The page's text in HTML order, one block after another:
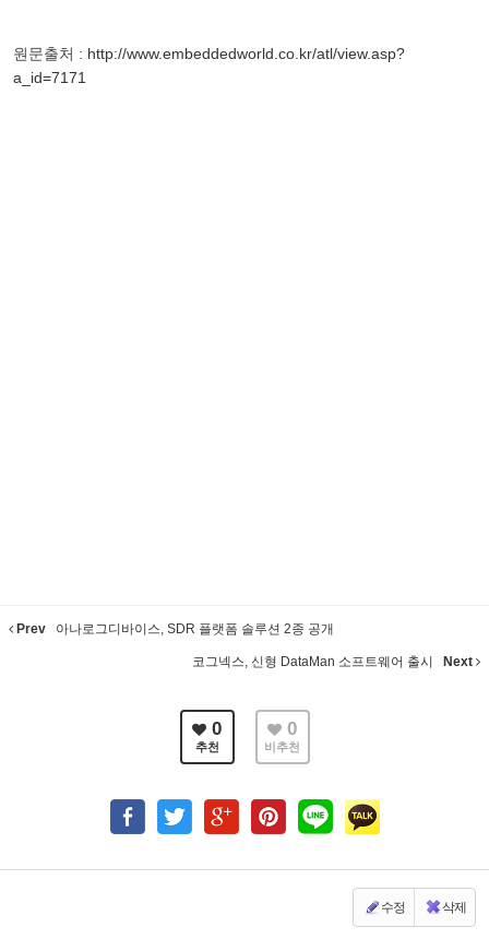
원문출처 : http://www.embeddedworld.co.kr/atl/view.asp?
a_id=7171
Prev 아나로그디바이스, SDR 플랫폼 솔루션 2종 공개
코그넥스, 신형 DataMan 소프트웨어 출시 Next
0
추천
0
비추천
수정 삭제